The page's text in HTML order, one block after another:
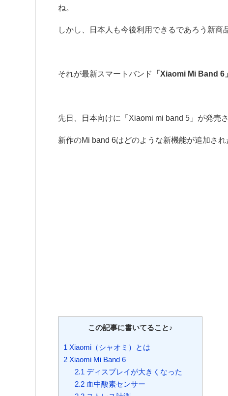
ね。
しかし、日本人も今後利用できるであろう新商
それが最新スマートバンド 「Xiaomi Mi Band 6」
先日、日本向けに「Xiaomi mi band 5」が発売
新作のMi band 6はどのような新機能が追加され
この記事に書いてること♪
1 Xiaomi（シャオミ）とは
2 Xiaomi Mi Band 6
2.1 ディスプレイが大きくなった
2.2血中酸素センサー